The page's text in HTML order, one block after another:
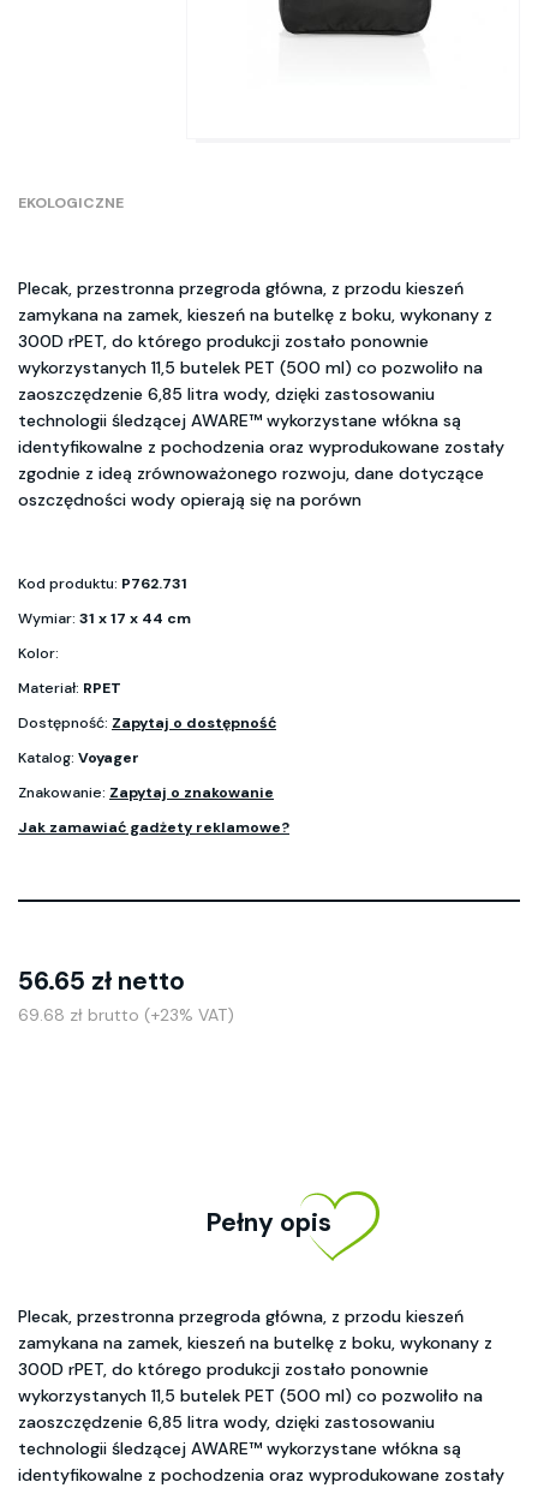
EKOLOGICZNE
Plecak, przestronna przegroda główna, z przodu kieszeń
zamykana na zamek, kieszeń na butelkę z boku, wykonany z
300D rPET, do którego produkcji zostało ponownie
wykorzystanych 11,5 butelek PET (500 ml) co pozwoliło na
zaoszczędzenie 6,85 litra wody, dzięki zastosowaniu
technologii śledzącej AWARE™ wykorzystane włókna są
identyfikowalne z pochodzenia oraz wyprodukowane zostały
zgodnie z ideą zrównoważonego rozwoju, dane dotyczące
oszczędności wody opierają się na porówn
Kod produktu: P762.731
Wymiar: 31 x 17 x 44 cm
Kolor:
Materiał: RPET
Dostępność: Zapytaj o dostępność
Katalog: Voyager
Znakowanie: Zapytaj o znakowanie
Jak zamawiać gadżety reklamowe?
56.65 zł netto
69.68 zł brutto (+23% VAT)
Pełny opis
Plecak, przestronna przegroda główna, z przodu kieszeń
zamykana na zamek, kieszeń na butelkę z boku, wykonany z
300D rPET, do którego produkcji zostało ponownie
wykorzystanych 11,5 butelek PET (500 ml) co pozwoliło na
zaoszczędzenie 6,85 litra wody, dzięki zastosowaniu
technologii śledzącej AWARE™ wykorzystane włókna są
identyfikowalne z pochodzenia oraz wyprodukowane zostały